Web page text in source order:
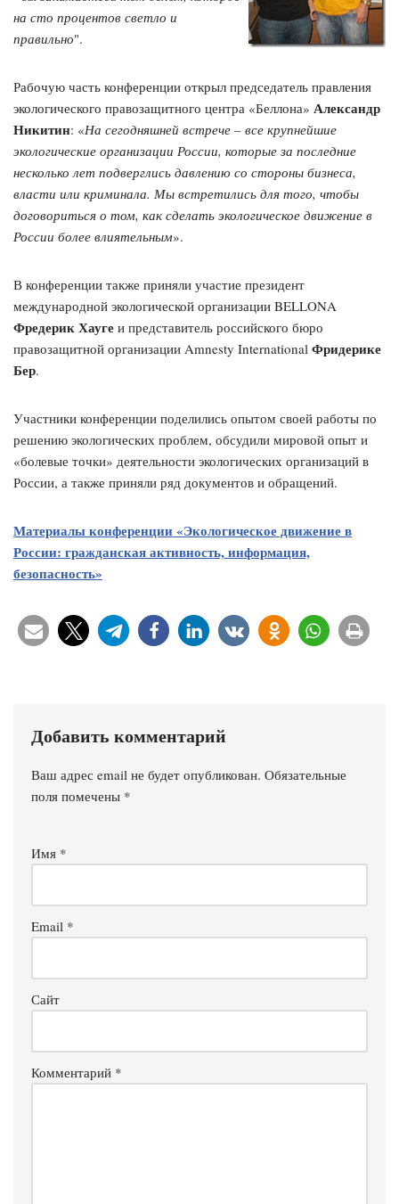
на сто процентов светло и
правильно".
Рабочую часть конференции открыл председатель правления
экологического правозащитного центра «Беллона» Александр
Никитин: «На сегодняшней встрече – все крупнейшие
экологические организации России, которые за последние
несколько лет подверглись давлению со стороны бизнеса,
власти или криминала. Мы встретились для того, чтобы
договориться о том, как сделать экологическое движение в
России более влиятельным».
В конференции также приняли участие президент
международной экологической организации BELLONA
Фредерик Хауге и представитель российского бюро
правозащитной организации Amnesty International Фридерике
Бер.
Участники конференции поделились опытом своей работы по
решению экологических проблем, обсудили мировой опыт и
«болевые точки» деятельности экологических организаций в
России, а также приняли ряд документов и обращений.
Материалы конференции «Экологическое движение в
России: гражданская активность, информация,
безопасность»
Добавить комментарий
Ваш адрес email не будет опубликован. Обязательные
поля помечены *
Имя *
Email *
Сайт
Комментарий *